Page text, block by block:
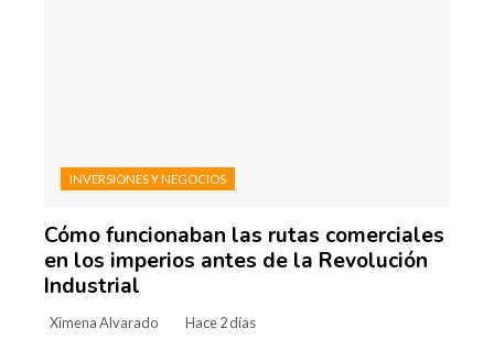
INVERSIONES Y NEGOCIOS
Cómo funcionaban las rutas comerciales
en los imperios antes de la Revolución
Industrial
Ximena Alvarado Hace 2 días